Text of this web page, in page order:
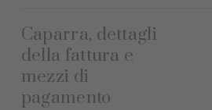
Caparra, dettagli
della fattura e
mezzi di
pagamento